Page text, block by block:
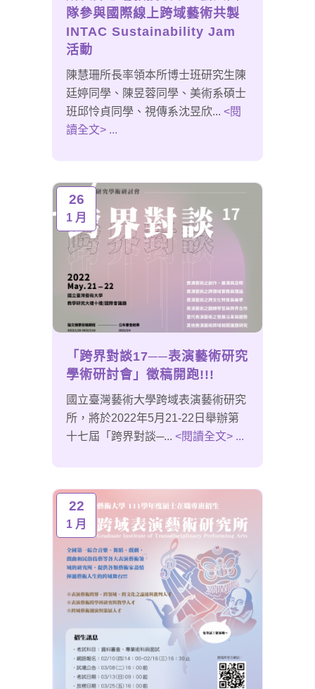
隊參與國際線上跨域藝術共製
INTAC Sustainability Jam
活動
陳慧珊所長率領本所博士班研究生陳
廷婷同學、陳昱蓉同學、美術系碩士
班邱怜貞同學、視傳系沈昱欣... <閱
讀全文> ...
26
1 月
「跨界對談17──表演藝術研究
學術研討會」徵稿開跑!!!
國立臺灣藝術大學跨域表演藝術研究
所，將於2022年5月21-22日舉辦第
十七屆「跨界對談─... <閱讀全文> ...
22
1 月